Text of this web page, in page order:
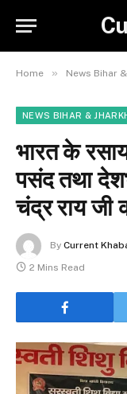
Home » News Bihar
NEWS BIHAR &
भारत के
पसंद तथा
चंद्र राय
By Current
2 Mins Read